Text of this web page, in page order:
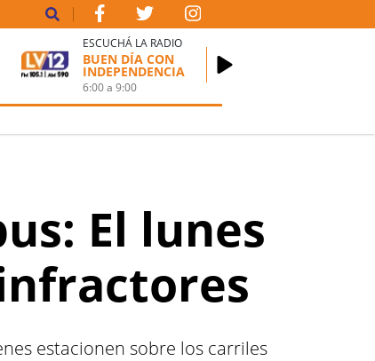
ESCUCHÁ LA RADIO
BUEN DÍA CON
INDEPENDENCIA
6:00a9:00
El lunes
estacionen sobre los carriles